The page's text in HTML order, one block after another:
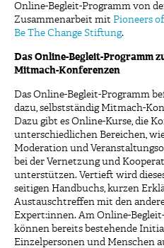
Online-Begleit-Programm von
Zusammenarbeit mit Pioneers
Be The Change Stiftung.
Das Online-Begleit-Programm
Mitmach-Konferenzen
Das Online-Begleit-Programm
dazu, selbstständig Mitmach-
Dazu gibt es Online-Kurse, die
unterschiedlichen Bereichen,
Moderation und
bei der Vernetzung und
unterstützen. Vertieft wird
seitigen Handbuchs, kurzen
Austauschtreffen mit den
Expert:innen. Am Online-
können bereits bestehende
Einzelpersonen und Menschen